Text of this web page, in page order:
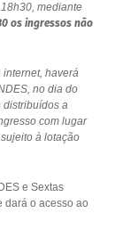
mediante
os ingressos não
haverá
no dia do
distribuídos a
com lugar
à lotação
e Sextas
dará o acesso ao